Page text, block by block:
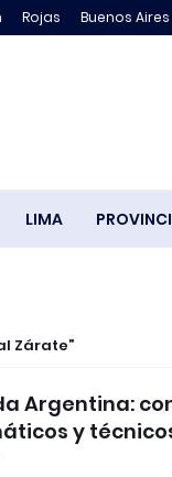
Rojas Buenos Aires
LIMA
Zárate
Argentina:
y